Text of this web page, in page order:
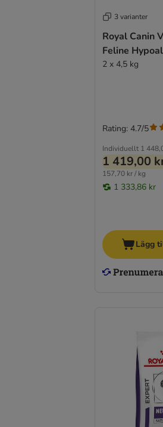
3 varianter
Royal Canin
Feline
2 x 4,5 kg
Individuellt 1
1 419,00
157,70 kr / kg
1 333,86 kr
Rating: 4.7/5
Lägg